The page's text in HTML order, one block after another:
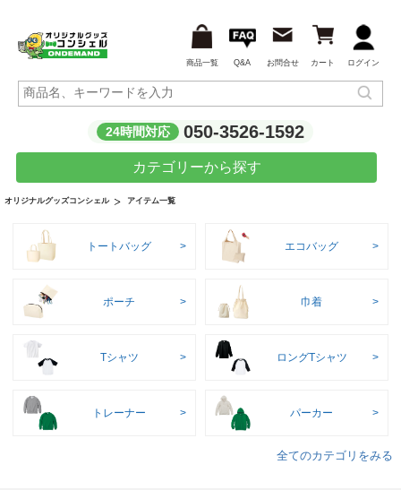
商品一覧 Q&A お問合せ カート ログイン
24時間対応 050-3526-1592
カテゴリーから探す
オリジナルグッズコンシェル アイテム一覧
トートバッグ エコバッグ
ポーチ 巾着
Tシャツ ロングTシャツ
トレーナー パーカー
全てのカテゴリをみる